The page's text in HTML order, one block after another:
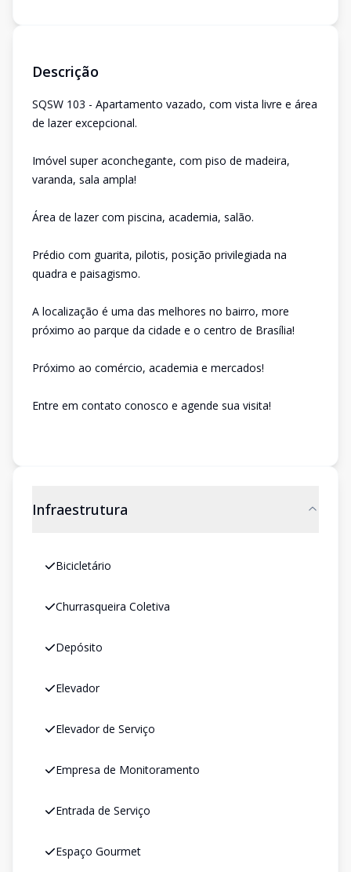
Descrição
SQSW 103 - Apartamento vazado, com vista livre e área
de lazer excepcional.
Imóvel super aconchegante, com piso de madeira,
varanda, sala ampla!
Área de lazer com piscina, academia, salão.
Prédio com guarita, pilotis, posição privilegiada na
quadra e paisagismo.
A localização é uma das melhores no bairro, more
próximo ao parque da cidade e o centro de Brasília!
Próximo ao comércio, academia e mercados!
Entre em contato conosco e agende sua visita!
Infraestrutura
Bicicletário
Churrasqueira Coletiva
Depósito
Elevador
Elevador de Serviço
Empresa de Monitoramento
Entrada de Serviço
Espaço Gourmet